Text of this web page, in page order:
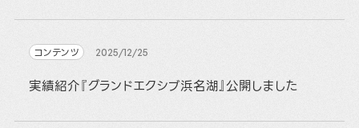
コンテンツ 2025/12/25
実績紹介『グランドエクシブ浜名湖』公開しました